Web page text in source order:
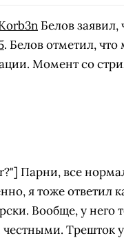
Белов заявил,
. Белов отметил,
Момент со
Парни, все
я тоже ответил
Вообще, у него
Трешток